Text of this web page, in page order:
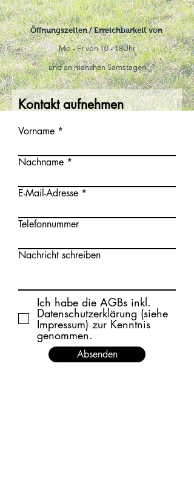
Öffnungszeiten / Erreichbarkeit von
Mo - Fr von 10 - 18Uhr
und an manchen Samstagen
Kontakt aufnehmen
Vorname
Nachname
E-Mail-Adresse
Telefonnummer
Nachricht schreiben
Ich habe die AGBs inkl.
Datenschutzerklärung (siehe
Impressum) zur Kenntnis
genommen.
Absenden